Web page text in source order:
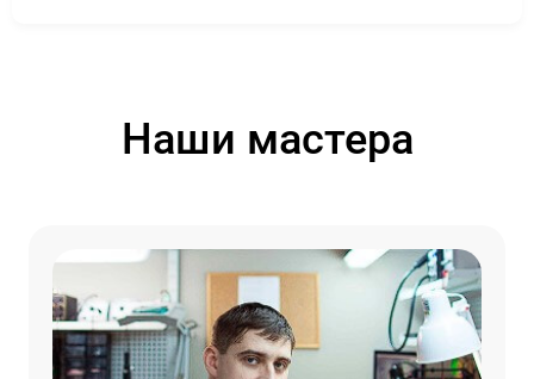
Наши мастера